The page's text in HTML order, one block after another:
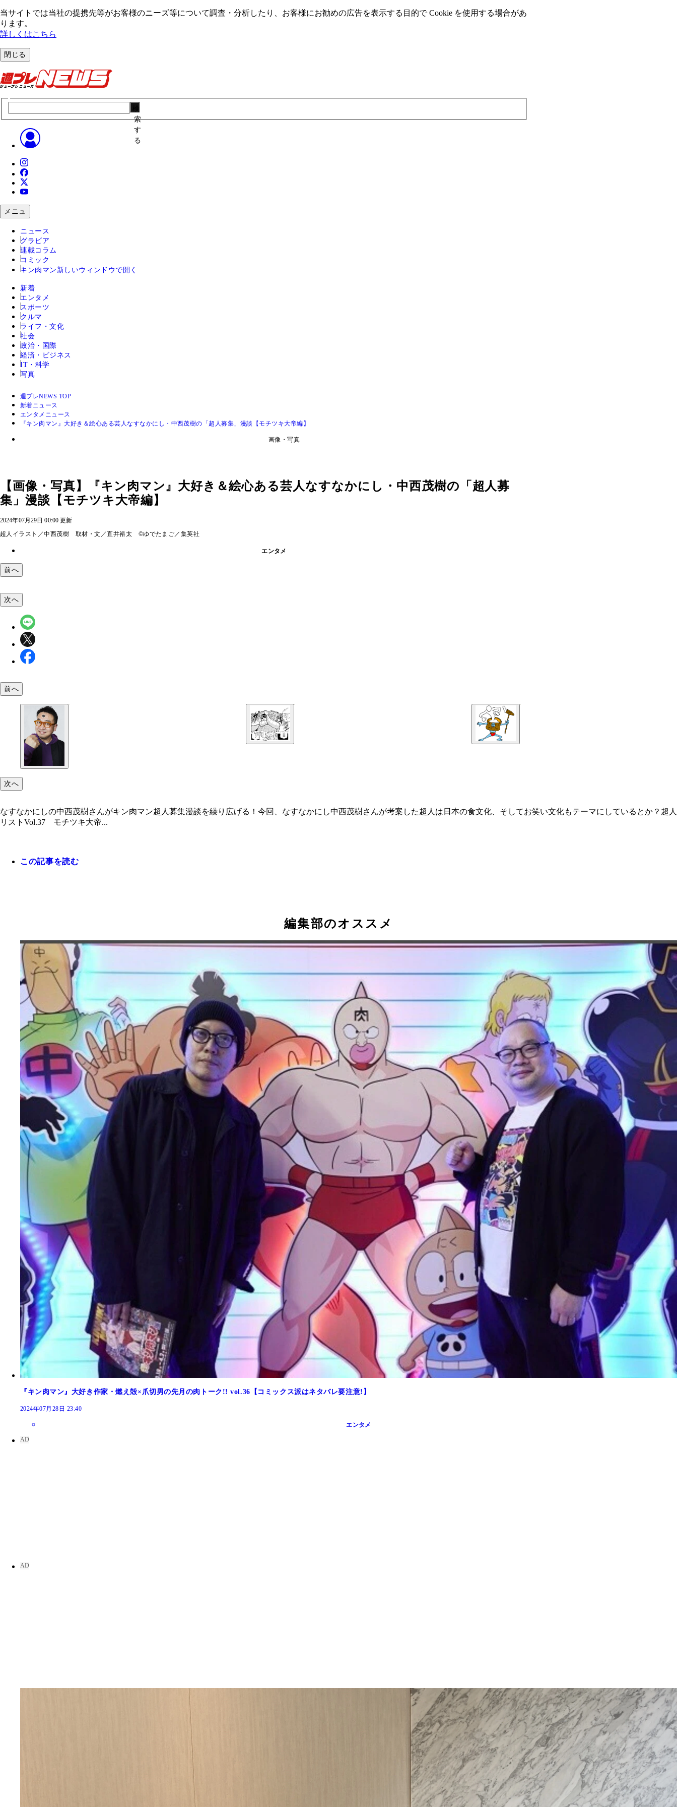
当サイトでは当社の提携先等がお客様のニーズ等について調査・分析したり、お客様にお勧めの広告を表⽰する⽬的で Cookie を使⽤する場合があ
ります。
詳しくはこちら
閉じる
索
す
る
メニュ
ニュース
グラビア
連載コラム
コミック
キン肉マン 新しいウィンドウで開く
新着
エンタメ
スポーツ
クルマ
ライフ・文化
社会
政治・国際
経済・ビジネス
IT・科学
写真
週プレNEWS TOP
新着ニュース
エンタメニュース
『キン肉マン』大好き＆絵心ある芸人なすなかにし・中西茂樹の「超人募集」漫談【モチツキ大帝編】
画像・写真
【画像・写真】『キン肉マン』大好き＆絵心ある芸人なすなかにし・中西茂樹の「超人募
集」漫談【モチツキ大帝編】
2024年07月29日 00:00 更新
超人イラスト／中西茂樹 取材・文／直井裕太 ©ゆでたまご／集英社
エンタメ
前へ
なすなかにし中西さん考案超人「モチツキ大帝」
次へ
前へ
次へ
なすなかにしの中西茂樹さんがキン肉マン超人募集漫談を繰り広げる！今回、なすなかにし中西茂樹さんが考案した超人は日本の食文化、そしてお笑い文化もテーマにしているとか？超人
リストVol.37 モチツキ大帝...
この記事を読む
編集部のオススメ
『キン肉マン』大好き作家・燃え殻×爪切男の先月の肉トーク!! vol.36【コミックス派はネタバレ要注意!】
2024年07月28日 23:40
エンタメ